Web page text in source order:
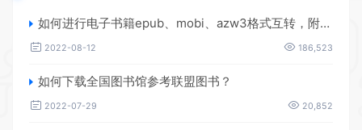
如何进行电子书籍epub、mobi、azw3格式互转，附海量电子书籍资源
2022-08-12 186,523
如何下载全国图书馆参考联盟图书？
2022-07-29 20,852